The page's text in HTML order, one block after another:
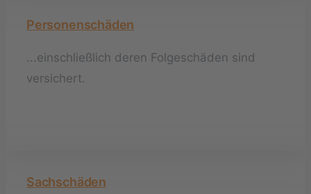
Personenschäden
...einschließlich deren Folgeschäden sind
versichert.
Sachschäden